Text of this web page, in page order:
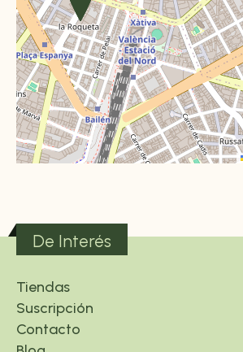
De Interés
Tiendas
Suscripción
Contacto